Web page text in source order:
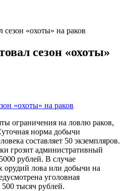
сезон «охоты» на раков
сезон «охоты»
ограничения на ловлю раков,
норма добычи
составляет 50 экземпляров.
грозит административный
рублей. В случае
орудий лова или добычи на
уголовная
тысяч рублей.